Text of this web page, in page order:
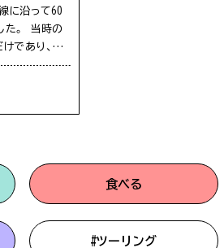
#自然
#定食
佐多岬
雄川の滝
第1駐車場空あり
に沿って60
た。 当時の
であり、貴
食べる
#ツーリング